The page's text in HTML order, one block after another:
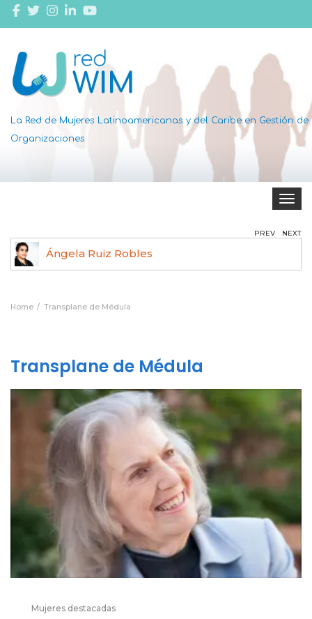
La Red de Mujeres Latinoamericanas y del Caribe en Gestión de
Organizaciones
Toggle
Ángela Ruiz Robles
PREV NEXT
Home Transplane de Médula
Transplane de Médula
Mujeres destacadas